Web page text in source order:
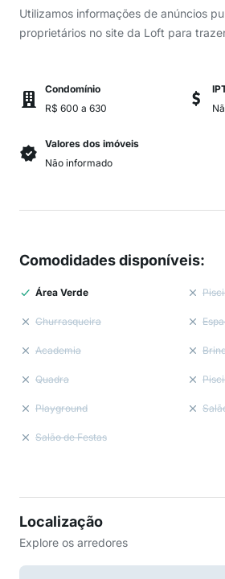
Utilizamos informações de anúncios
proprietários no site da Loft para
Condomínio
R$ 600 a 630
Valores dos imóveis
Não informado
Comodidades disponíveis:
Área Verde
Churrasqueira
Academia
Quadra
Playground
Salão de Festas
Localização
Explore os arredores